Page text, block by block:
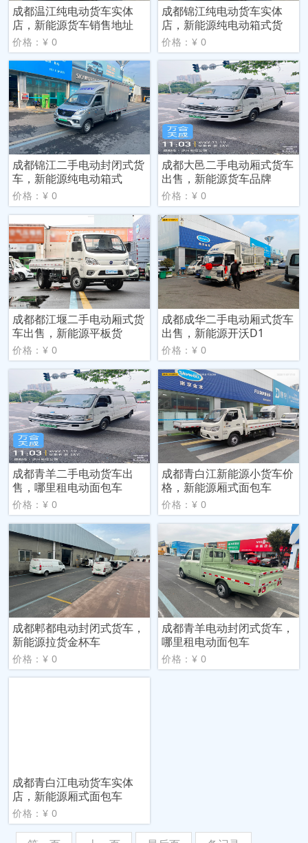
成都温江纯电动货车实体
店，新能源货车销售地址
价格：¥ 0
成都锦江纯电动货车实体
店，新能源纯电动箱式货
价格：¥ 0
成都锦江二手电动封闭式货
车，新能源纯电动箱式
价格：¥ 0
成都大邑二手电动厢式货车
出售，新能源货车品牌
价格：¥ 0
成都都江堰二手电动厢式货
车出售，新能源平板货
价格：¥ 0
成都成华二手电动厢式货车
出售，新能源开沃D1
价格：¥ 0
成都青羊二手电动货车出
售，哪里租电动面包车
价格：¥ 0
成都青白江新能源小货车价
格，新能源厢式面包车
价格：¥ 0
成都郫都电动封闭式货车，
新能源拉货金杯车
价格：¥ 0
成都青羊电动封闭式货车，
哪里租电动面包车
价格：¥ 0
成都青白江电动货车实体
店，新能源厢式面包车
价格：¥ 0